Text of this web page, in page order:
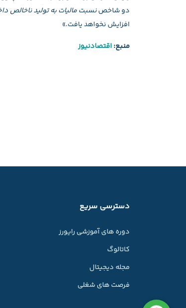
دو شاخصنسبت مالیات به تولید ناخالص
افزایش نخواهد یافت.»
منبع: اقتصادنیوز
دسترسی سریع
دوره های آموزشی رایورز
کاتالوگ
مجله دیجیتال
فرصت های شغلی